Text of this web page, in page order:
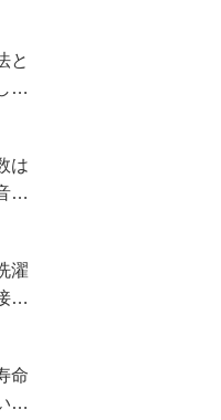
と
方
は
の
選
濯
触
命
替